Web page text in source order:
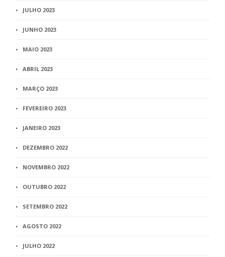
JULHO 2023
JUNHO 2023
MAIO 2023
ABRIL 2023
MARÇO 2023
FEVEREIRO 2023
JANEIRO 2023
DEZEMBRO 2022
NOVEMBRO 2022
OUTUBRO 2022
SETEMBRO 2022
AGOSTO 2022
JULHO 2022